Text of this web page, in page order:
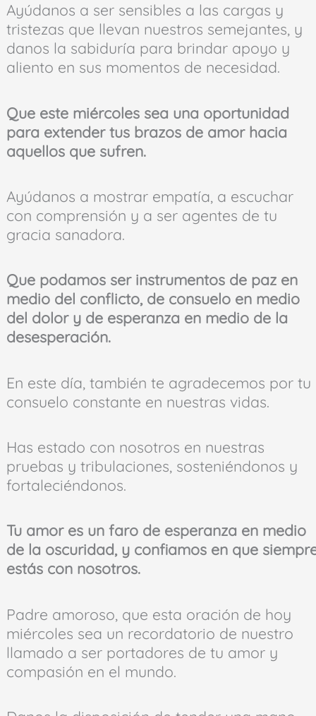
Ayúdanos a ser sensibles a las cargas y
tristezas que llevan nuestros semejantes, y
danos la sabiduría para brindar apoyo y
aliento en sus momentos de necesidad.
Que este miércoles sea una oportunidad
para extender tus brazos de amor hacia
aquellos que sufren.
Ayúdanos a mostrar empatía, a escuchar
con comprensión y a ser agentes de tu
gracia sanadora.
Que podamos ser instrumentos de paz en
medio del conflicto, de consuelo en medio
del dolor y de esperanza en medio de la
desesperación.
En este día, también te agradecemos por tu
consuelo constante en nuestras vidas.
Has estado con nosotros en nuestras
pruebas y tribulaciones, sosteniéndonos y
fortaleciéndonos.
Tu amor es un faro de esperanza en medio
de la oscuridad, y confiamos en que
estás con nosotros.
Padre amoroso, que esta oración de hoy
miércoles sea un recordatorio de nuestro
llamado a ser portadores de tu amor y
compasión en el mundo.